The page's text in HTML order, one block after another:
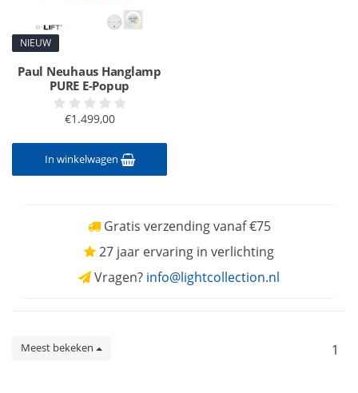
NIEUW
Paul Neuhaus Hanglamp
PURE E-Popup
€1.499,00
In winkelwagen
Gratis verzending vanaf €75
27 jaar ervaring in verlichting
Vragen? info@lightcollection.nl
Meest bekeken 1